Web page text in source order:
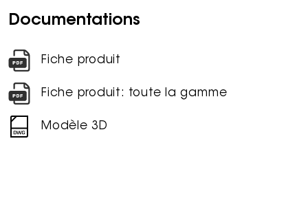
Documentations
Fiche produit
Fiche produit: toute la gamme
Modèle 3D